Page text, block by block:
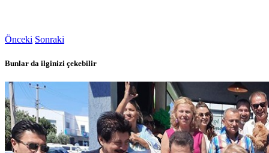
Önceki Sonraki
Bunlar da ilginizi çekebilir